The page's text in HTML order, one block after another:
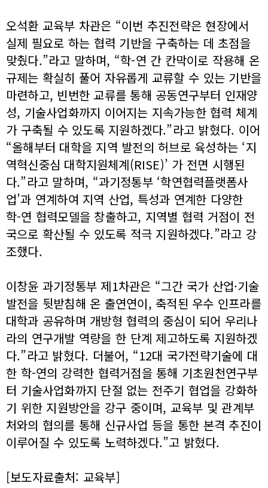
오석환 교육부 차관은 “이번 추진전략은 현장에서
실제 필요로 하는 협력 기반을 구축하는 데 초점을
맞췄다.”라고 말하며, “학-연 간 칸막이로 작용해 온
규제는 확실히 풀어 자유롭게 교류할 수 있는 기반을
마련하고, 빈번한 교류를 통해 공동연구부터 인재양
성, 기술사업화까지 이어지는 지속가능한 협력 체계
가 구축될 수 있도록 지원하겠다.”라고 밝혔다. 이어
“올해부터 대학을 지역 발전의 허브로 육성하는 ‘지
역혁신중심 대학지원체계(RISE)’ 가 전면 시행된
다.”라고 말하며, “과기정통부 ‘학연협력플랫폼사
업’과 연계하여 지역 산업, 특성과 연계한 다양한
학-연 협력모델을 창출하고, 지역별 협력 거점이 전
국으로 확산될 수 있도록 적극 지원하겠다.”라고 강
조했다.
이창윤 과기정통부 제1차관은 “그간 국가 산업·기술
발전을 뒷받침해 온 출연연이, 축적된 우수 인프라를
대학과 공유하며 개방형 협력의 중심이 되어 우리나
라의 연구개발 역량을 한 단계 제고하도록 지원하겠
다.”라고 밝혔다. 더불어, “12대 국가전략기술에 대
한 학-연의 강력한 협력거점을 통해 기초원천연구부
터 기술사업화까지 단절 없는 전주기 협업을 강화하
기 위한 지원방안을 강구 중이며, 교육부 및 관계부
처와의 협의를 통해 신규사업 등을 통한 본격 추진이
이루어질 수 있도록 노력하겠다.”고 밝혔다.
[보도자료출처: 교육부]